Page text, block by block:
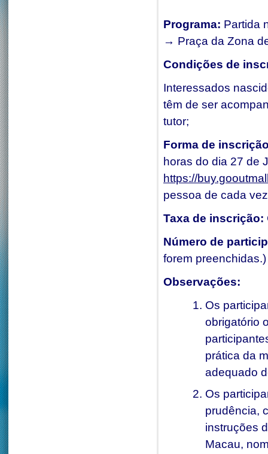
Programa: Partida
→ Praça da Zona
Condições de
Interessados
têm de ser
tutor;
Forma de
horas do dia 27 de
https://
pessoa de cada
Taxa de inscrição:
Número de
forem preenchidas.)
Observações:
Os
obrigatório
prática da
adequado
Os
prudência,
instruções
Macau,